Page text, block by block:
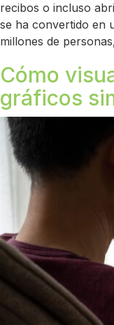
recibos o incluso
se ha convertido en
millones de
Cómo
gráficos